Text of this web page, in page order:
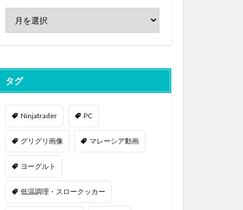
タグ
Ninjatrader PC
グリグリ画像 マレーシア動画
ヨーグルト
低温調理・スロークッカー